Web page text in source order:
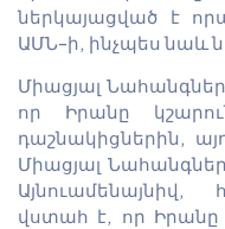
ներկայացված է
ԱՄՆ-ի, ինչպես նաև
Միացյալ
որ Իրանը
դաշնակիցներին,
Միացյալ
վստահ է, որ Իրանը